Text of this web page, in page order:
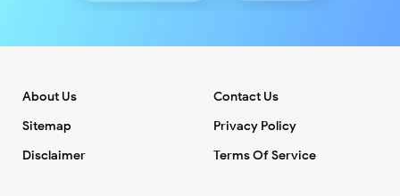
About Us
Contact Us
Sitemap
Privacy Policy
Disclaimer
Terms Of Service